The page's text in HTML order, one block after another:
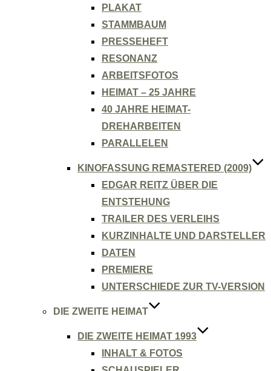
PLAKAT
STAMMBAUM
PRESSEHEFT
RESONANZ
ARBEITSFOTOS
HEIMAT – 25 JAHRE
40 JAHRE HEIMAT-
DREHARBEITEN
PARALLELEN
KINOFASSUNG REMASTERED (2009)
EDGAR REITZ ÜBER DIE
ENTSTEHUNG
TRAILER DES VERLEIHS
KURZINHALTE UND DARSTELLER
DATEN
PREMIERE
UNTERSCHIEDE ZUR TV-VERSION
DIE ZWEITE HEIMAT
DIE ZWEITE HEIMAT 1993
INHALT & FOTOS